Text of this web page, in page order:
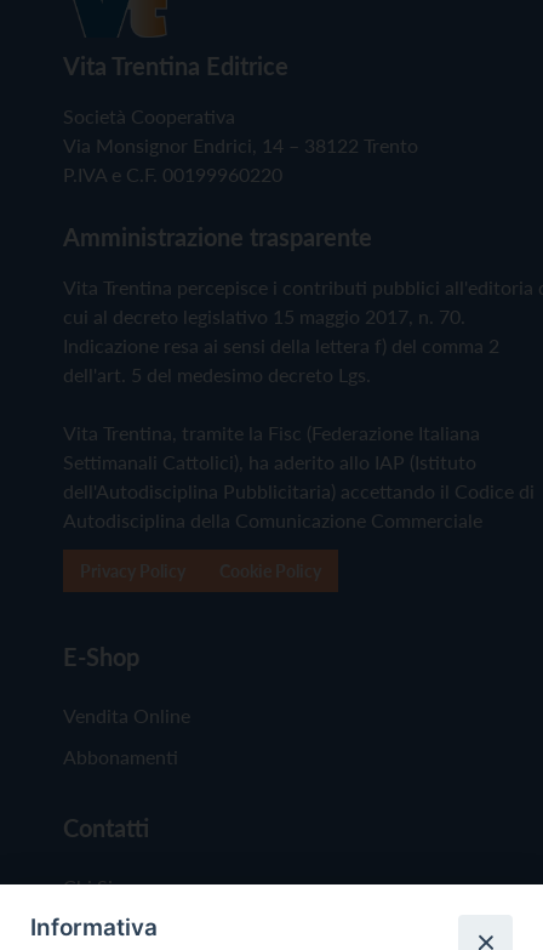
Vita Trentina Editrice
Società Cooperativa
Via Monsignor Endrici, 14 – 38122 Trento
P.IVA e C.F. 00199960220
Amministrazione trasparente
Vita Trentina percepisce i contributi pubblici all'editoria
cui al decreto legislativo 15 maggio 2017, n. 70.
Indicazione resa ai sensi della lettera f) del comma 2
dell'art. 5 del medesimo decreto Lgs.
Vita Trentina, tramite la Fisc (Federazione Italiana
Settimanali Cattolici), ha aderito allo IAP (Istituto
dell'Autodisciplina Pubblicitaria) accettando il Codice di
Autodisciplina della Comunicazione Commerciale
E-Shop
Vendita Online
Abbonamenti
Contatti
Chi Siamo
Redazione
Informativa